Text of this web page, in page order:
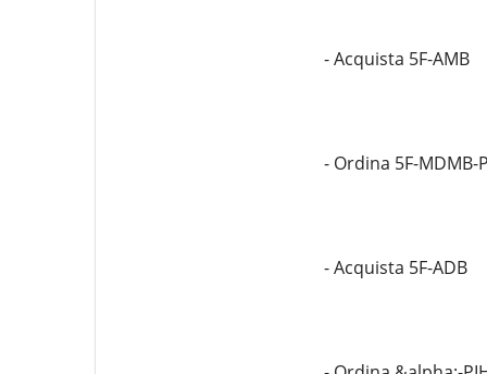
- Acquista 5F-AMB
- Ordina 5F-MDMB-
- Acquista 5F-ADB